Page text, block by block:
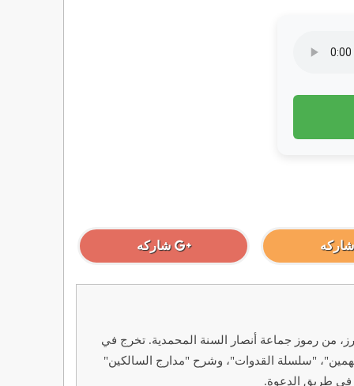
شاركه شاركه
- 2010م): عالم وداعية سلفي سوداني بارز، من رموز جماعة أنصار السنة المحمدية. تخرج في
"سلسلة القدوات"، وشرح "مدارج السالكين"
في طريق الدعوة.